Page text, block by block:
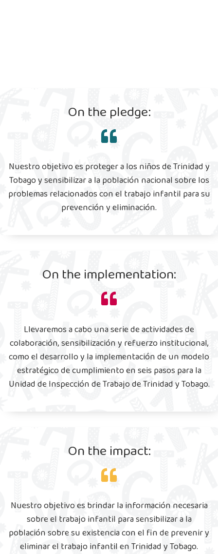
On the pledge:
Nuestro objetivo es proteger a los niños de Trinidad y
Tobago y sensibilizar a la población nacional sobre los
problemas relacionados con el trabajo infantil para su
prevención y eliminación.
On the implementation:
Llevaremos a cabo una serie de actividades de
colaboración, sensibilización y refuerzo institucional,
como el desarrollo y la implementación de un modelo
estratégico de cumplimiento en seis pasos para la
Unidad de Inspección de Trabajo de Trinidad y Tobago.
On the impact:
Nuestro objetivo es brindar la información necesaria
sobre el trabajo infantil para sensibilizar a la
población sobre su existencia con el fin de prevenir y
eliminar el trabajo infantil en Trinidad y Tobago.